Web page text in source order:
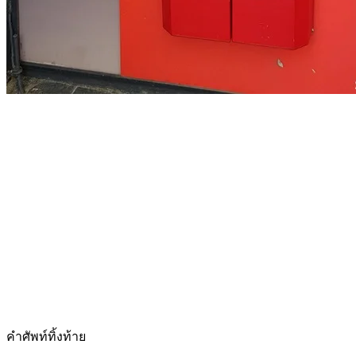
คำศัพท์ทิ้งท้าย